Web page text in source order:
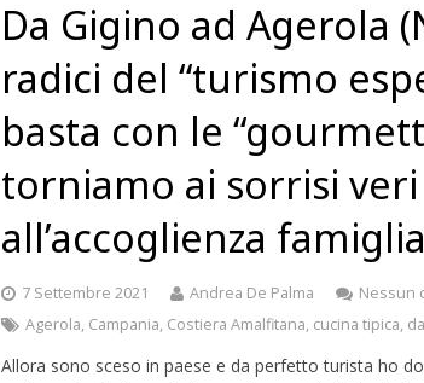
Da Gigino ad Agerola
radici del “turismo
basta con le
torniamo ai sorrisi veri
all’accoglienza
7 Settembre 2021 Andrea De Palma
Nessun
Agerola, Campania, Costiera Amalfitana, cucina tipica,
Allora sono sceso in paese e da perfetto turista ho